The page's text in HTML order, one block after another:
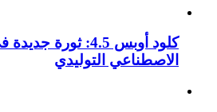
كلود أوبس 4.5: ثورة
الاصطناعي التوليدي